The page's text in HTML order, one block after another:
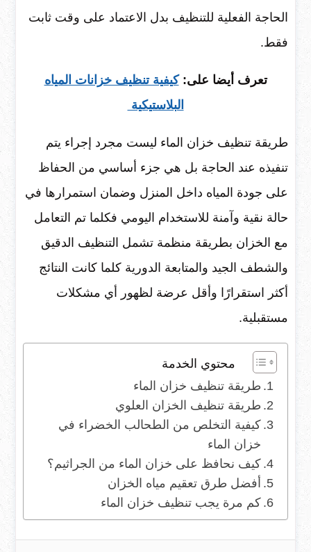
الحاجة الفعلية للتنظيف بدل الاعتماد على وقت ثابت
فقط.
تعرف أيضا على:كيفية تنظيف خزانات المياه
البلاستيكية
طريقة تنظيف خزان الماء ليست مجرد إجراء يتم
تنفيذه عند الحاجة بل هي جزء أساسي من الحفاظ
على جودة المياه داخل المنزل وضمان استمرارها في
حالة نقية وآمنة للاستخدام اليومي فكلما تم التعامل
مع الخزان بطريقة منظمة تشمل التنظيف الدقيق
والشطف الجيد والمتابعة الدورية كلما كانت النتائج
أكثر استقرارًا وأقل عرضة لظهور أي مشكلات
مستقبلية.
محتوي الخدمة
طريقة تنظيف خزان الماء
طريقة تنظيف الخزان العلوي
كيفية التخلص من الطحالب الخضراء في
خزان الماء
كيف نحافظ على خزان الماء من الجراثيم؟
أفضل طرق تعقيم مياه الخزان
كم مرة يجب تنظيف خزان الماء